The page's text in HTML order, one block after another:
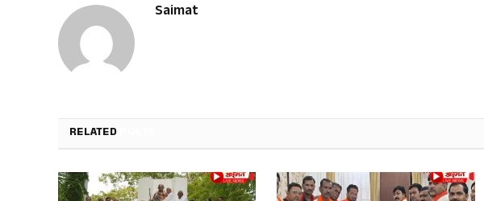
Saimat
RELATED